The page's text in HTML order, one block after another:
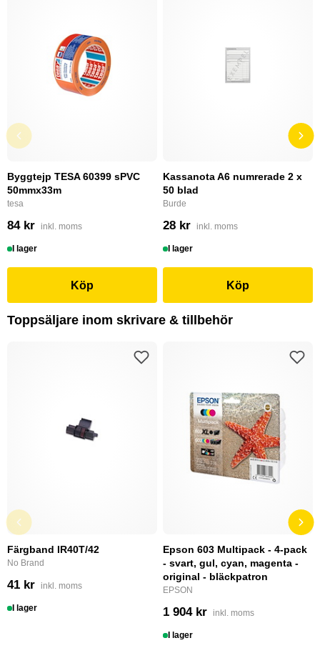
Byggtejp TESA 60399 sPVC
50mmx33m
tesa
84 kr inkl. moms
I lager
Köp
Kassanota A6 numrerade 2 x
50 blad
Burde
28 kr inkl. moms
I lager
Köp
Toppsäljare inom skrivare & tillbehör
Färgband IR40T/42
No Brand
41 kr inkl. moms
I lager
Epson 603 Multipack - 4-pack
- svart, gul, cyan, magenta -
original - bläckpatron
EPSON
1 904 kr inkl. moms
I lager